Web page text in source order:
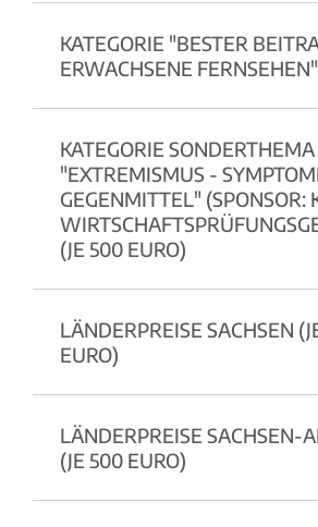
KATEGORIE "BESTER
ERWACHSENE FERNSEHEN"
KATEGORIE SONDERTHEMA
"EXTREMISMUS -
GEGENMITTEL" (SPONSOR:
(JE 500 EURO)
LÄNDERPREISE SACHSEN
EURO)
LÄNDERPREISE SACHSEN-
(JE 500 EURO)